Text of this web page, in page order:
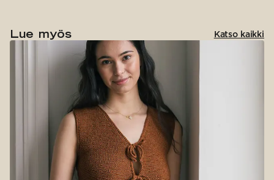
Lue myös Katso kaikki